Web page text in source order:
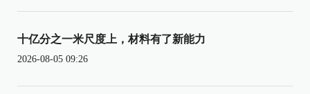
十亿分之一米尺度上，材料有了新能力
2026-08-05 09:26